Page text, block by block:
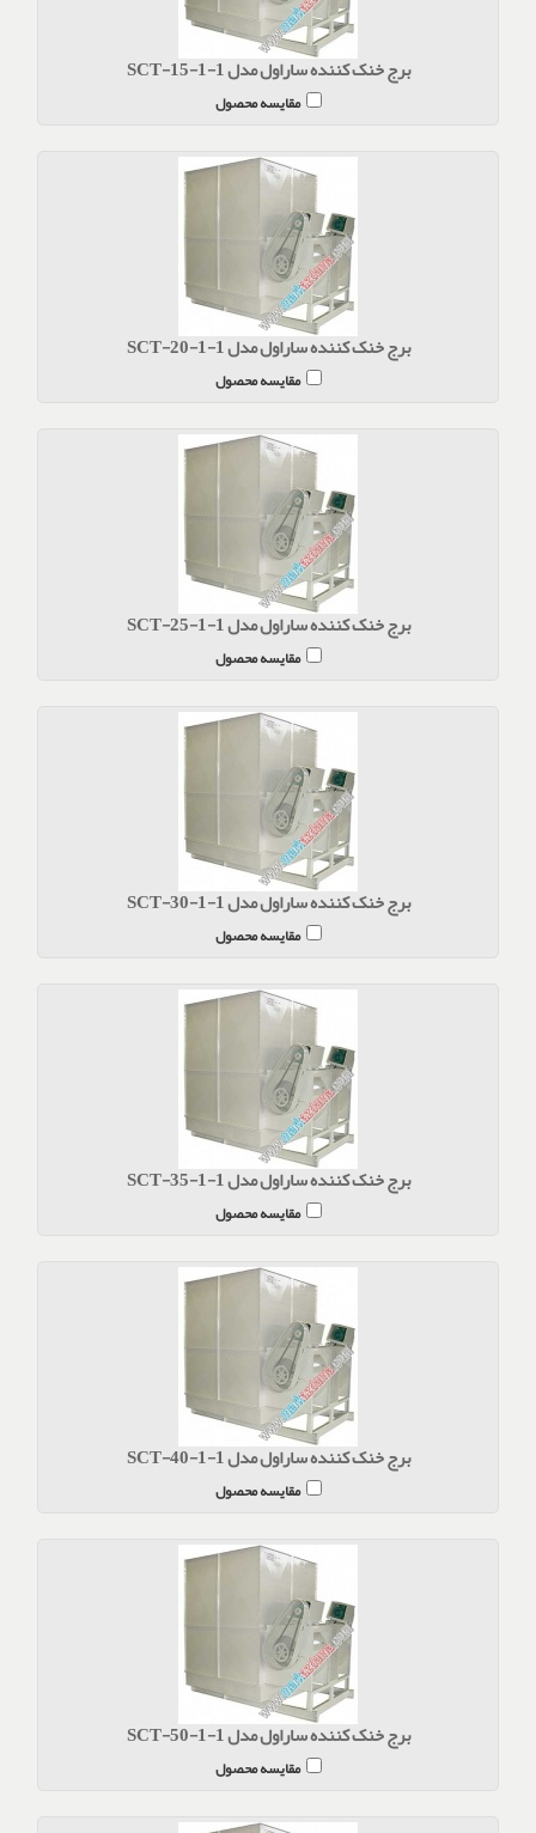
برج خنک کننده ساراول مدل SCT-15-1-1
مقایسه محصول
برج خنک کننده ساراول مدل SCT-20-1-1
مقایسه محصول
برج خنک کننده ساراول مدل SCT-25-1-1
مقایسه محصول
برج خنک کننده ساراول مدل SCT-30-1-1
مقایسه محصول
برج خنک کننده ساراول مدل SCT-35-1-1
مقایسه محصول
برج خنک کننده ساراول مدل SCT-40-1-1
مقایسه محصول
برج خنک کننده ساراول مدل SCT-50-1-1
مقایسه محصول